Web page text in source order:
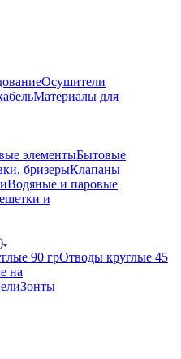
Осушители
Материалы для
элементыБытовые
бризерыКлапаны
Водяные и паровые
и
90 грОтводы круглые 45
на
Зонты